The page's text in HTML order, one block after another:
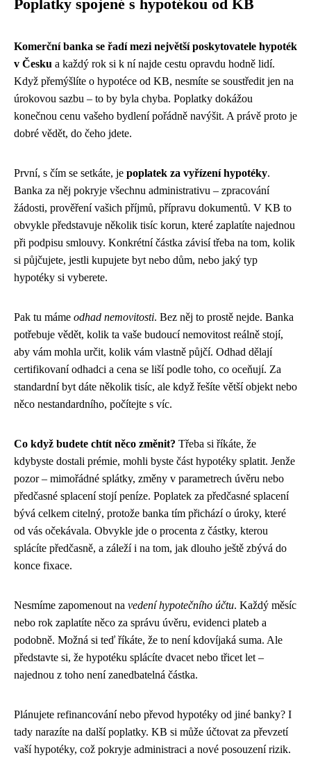
Poplatky spojené s hypotékou od KB
Komerční banka se řadí mezi největší poskytovatele hypoték
v Česku a každý rok si k ní najde cestu opravdu hodně lidí.
Když přemýšlíte o hypotéce od KB, nesmíte se soustředit jen na
úrokovou sazbu – to by byla chyba. Poplatky dokážou
konečnou cenu vašeho bydlení pořádně navýšit. A právě proto je
dobré vědět, do čeho jdete.
První, s čím se setkáte, je poplatek za vyřízení hypotéky.
Banka za něj pokryje všechnu administrativu – zpracování
žádosti, prověření vašich příjmů, přípravu dokumentů. V KB to
obvykle představuje několik tisíc korun, které zaplatíte najednou
při podpisu smlouvy. Konkrétní částka závisí třeba na tom, kolik
si půjčujete, jestli kupujete byt nebo dům, nebo jaký typ
hypotéky si vyberete.
Pak tu máme odhad nemovitosti. Bez něj to prostě nejde. Banka
potřebuje vědět, kolik ta vaše budoucí nemovitost reálně stojí,
aby vám mohla určit, kolik vám vlastně půjčí. Odhad dělají
certifikovaní odhadci a cena se liší podle toho, co oceňují. Za
standardní byt dáte několik tisíc, ale když řešíte větší objekt nebo
něco nestandardního, počítejte s víc.
Co když budete chtít něco změnit? Třeba si říkáte, že
kdybyste dostali prémie, mohli byste část hypotéky splatit. Jenže
pozor – mimořádné splátky, změny v parametrech úvěru nebo
předčasné splacení stojí peníze. Poplatek za předčasné splacení
bývá celkem citelný, protože banka tím přichází o úroky, které
od vás očekávala. Obvykle jde o procenta z částky, kterou
splácíte předčasně, a záleží i na tom, jak dlouho ještě zbývá do
konce fixace.
Nesmíme zapomenout na vedení hypotečního účtu. Každý měsíc
nebo rok zaplatíte něco za správu úvěru, evidenci plateb a
podobně. Možná si teď říkáte, že to není kdovíjaká suma. Ale
představte si, že hypotéku splácíte dvacet nebo třicet let –
najednou z toho není zanedbatelná částka.
Plánujete refinancování nebo převod hypotéky od jiné banky? I
tady narazíte na další poplatky. KB si může účtovat za převzetí
vaší hypotéky, což pokryje administraci a nové posouzení rizik.